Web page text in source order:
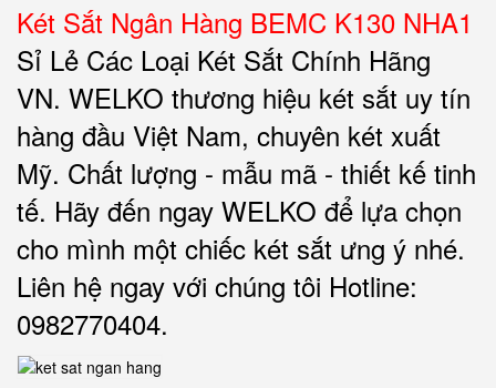
Két Sắt Ngân Hàng BEMC K130 NHA1
Sỉ Lẻ Các Loại Két Sắt Chính Hãng
VN. WELKO thương hiệu két sắt uy tín
hàng đầu Việt Nam, chuyên két xuất
Mỹ. Chất lượng - mẫu mã - thiết kế tinh
tế. Hãy đến ngay WELKO để lựa chọn
cho mình một chiếc két sắt ưng ý nhé.
Liên hệ ngay với chúng tôi Hotline:
0982770404.